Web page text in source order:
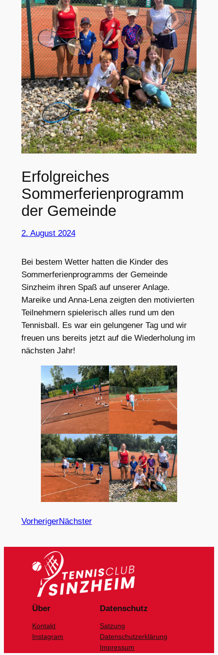
Erfolgreiches
Sommerferienprogramm
der Gemeinde
2. August 2024
Bei bestem Wetter hatten die Kinder des
Sommerferienprogramms der Gemeinde
Sinzheim ihren Spaß auf unserer Anlage.
Mareike und Anna-Lena zeigten den motivierten
Teilnehmern spielerisch alles rund um den
Tennisball. Es war ein gelungener Tag und wir
freuen uns bereits jetzt auf die Wiederholung im
nächsten Jahr!
VorherigerNächster
Über
Kontakt
Instagram
Datenschutz
Satzung
Datenschutzerklärung
Impressum